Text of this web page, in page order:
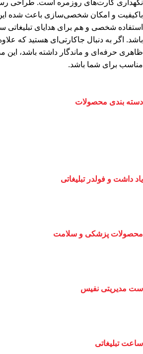
نگهداری کارت‌های روزمره است. طراحی
باکیفیت و امکان شخصی‌سازی باعث شده
استفاده شخصی و هم برای هدایای تبلیغاتی
باشد. اگر به دنبال جاکارتی‌ای هستید که
ظاهری حرفه‌ای و ماندگار داشته باشد، این
مناسب برای شما باشد.
دسته بندی محصولات
یاد داشت و فولدر تبلیغاتی
محصولات پزشکی و سلامت
ست مدیریتی نفیس
ساعت تبلیغاتی